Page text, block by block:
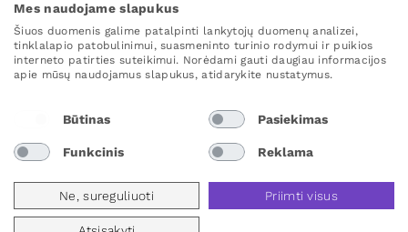
Mėgstamiausi
WOO ME
Mes naudojame slapukus
Šiuos duomenis galime patalpinti lankytojų duomenų analizei,
tinklalapio patobulinimui, suasmeninto turinio rodymui ir puikios
interneto patirties suteikimui. Norėdami gauti daugiau informacijos
apie mūsų naudojamus slapukus, atidarykite nustatymus.
Būtinas Pasiekimas
Funkcinis Reklama
Ne, sureguliuoti Priimti visus